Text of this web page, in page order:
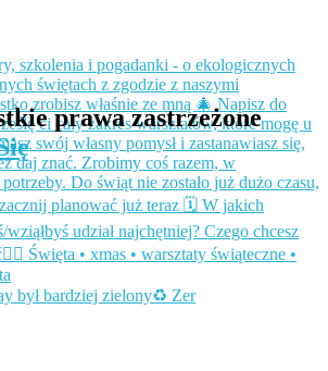
był bardziej zielony♻️ Zer
prawa zastrzeżone